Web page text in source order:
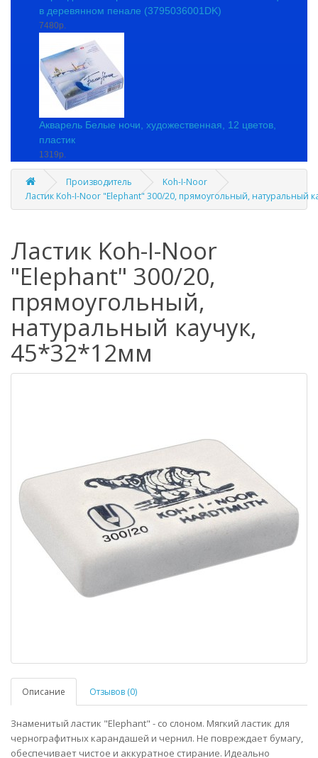
в деревянном пенале (3795036001DK)
7480р.
Акварель Белые ночи, художественная, 12 цветов,
пластик
1319р.
Производитель
Koh-I-Noor
Ластик Koh-I-Noor "Elephant" 300/20, прямоугольный, натуральный
Ластик Koh-I-Noor
"Elephant" 300/20,
прямоугольный,
натуральный каучук,
45*32*12мм
Описание Отзывов (0)
Знаменитый ластик "Elephant" - со слоном. Мягкий ластик для
чернографитных карандашей и чернил. Не повреждает бумагу,
обеспечивает чистое и аккуратное стирание. Идеально